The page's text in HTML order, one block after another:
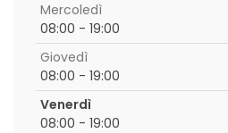
Mercoledì
08:00 - 19:00
Giovedì
08:00 - 19:00
Venerdì
08:00 - 19:00